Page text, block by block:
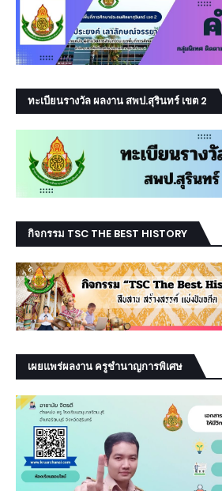
ทะเบียนรางวัล ผลงาน สพป.สุรินทร์ เขต 2
กิจกรรม TSC THE BEST HISTORY
เผยแพร่ผลงาน ครูชำนาญการพิเศษ